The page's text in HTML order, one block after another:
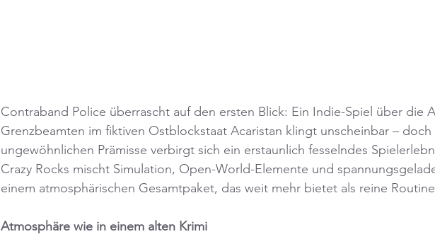
Contraband Police überrascht auf den ersten Blick: Ein Indie-Spiel über die
Grenzbeamten im fiktiven Ostblockstaat Acaristan klingt unscheinbar –
ungewöhnlichen Prämisse verbirgt sich ein erstaunlich fesselndes
Crazy Rocks mischt Simulation, Open-World-Elemente und
einem atmosphärischen Gesamtpaket, das weit mehr bietet als reine
Atmosphäre wie in einem alten Krimi